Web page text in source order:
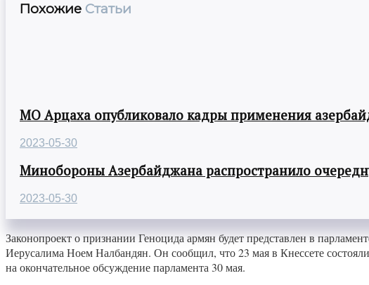
Похожие Статьи
МО Арцаха опубликовало кадры применения
2023-05-30
Минобороны Азербайджана распространило
2023-05-30
Законопроект о признании Геноцида армян будет представлен в
Иерусалима Ноем Налбандян. Он сообщил, что 23 мая в Кнессете
на окончательное обсуждение парламента 30 мая.